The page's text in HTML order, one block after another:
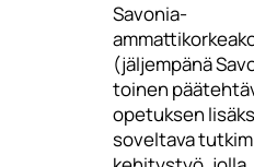
Savonia-
(jäljempänä
toinen
opetuksen
soveltava